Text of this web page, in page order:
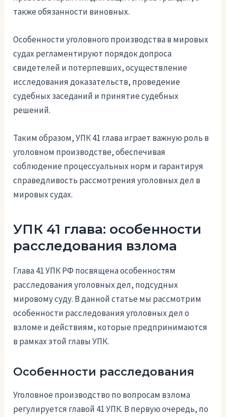
также обязанности виновных.
Особенности уголовного производства в мировых
судах регламентируют порядок допроса
свидетелей и потерпевших, осуществление
исследования доказательств, проведение
судебных заседаний и принятие судебных
решений.
Таким образом, УПК 41 глава играет важную роль в
уголовном производстве, обеспечивая
соблюдение процессуальных норм и гарантируя
справедливость рассмотрения уголовных дел в
мировых судах.
УПК 41 глава: особенности
расследования взлома
Глава 41 УПК РФ посвящена особенностям
расследования уголовных дел, подсудных
мировому суду. В данной статье мы рассмотрим
особенности расследования уголовных дел о
взломе и действиям, которые предпринимаются
в рамках этой главы УПК.
Особенности расследования
Уголовное производство по вопросам взлома
регулируется главой 41 УПК. В первую очередь, по